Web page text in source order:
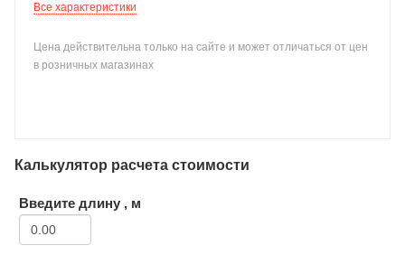
Все характеристики
Цена действительна только на сайте и может отличаться от цен
в розничных магазинах
Калькулятор расчета стоимости
Введите длину , м